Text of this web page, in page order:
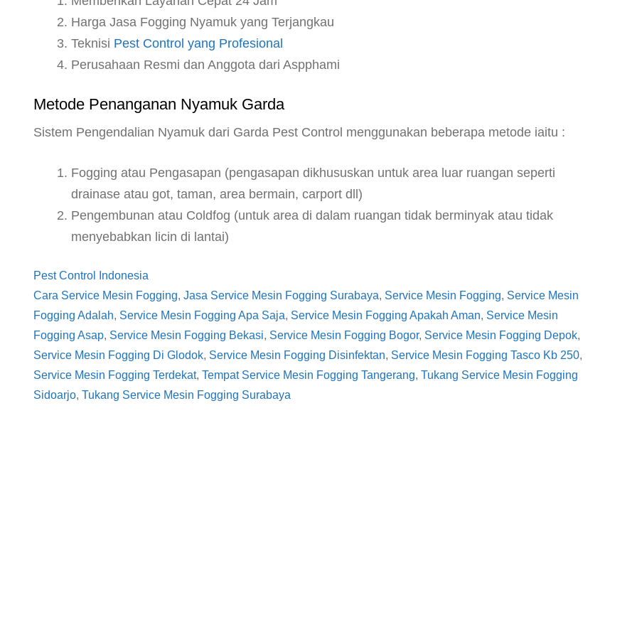
Harga Jasa Fogging Nyamuk yang Terjangkau
Teknisi Pest Control yang Profesional
Perusahaan Resmi dan Anggota dari Aspphami
Metode Penanganan Nyamuk Garda
Sistem Pengendalian Nyamuk dari Garda Pest Control menggunakan beberapa metode iaitu :
Fogging atau Pengasapan (pengasapan dikhususkan untuk area luar ruangan seperti
drainase atau got, taman, area bermain, carport dll)
Pengembunan atau Coldfog (untuk area di dalam ruangan tidak berminyak atau tidak
menyebabkan licin di lantai)
Pest Control Indonesia
Cara Service Mesin Fogging, Jasa Service Mesin Fogging Surabaya, Service Mesin Fogging, Service Mesin
Fogging Adalah, Service Mesin Fogging Apa Saja, Service Mesin Fogging Apakah Aman, Service Mesin
Fogging Asap, Service Mesin Fogging Bekasi, Service Mesin Fogging Bogor, Service Mesin Fogging Depok
Service Mesin Fogging Di Glodok, Service Mesin Fogging Disinfektan, Service Mesin Fogging Tasco Kb 250
Service Mesin Fogging Terdekat, Tempat Service Mesin Fogging Tangerang, Tukang Service Mesin Fogging
Sidoarjo, Tukang Service Mesin Fogging Surabaya